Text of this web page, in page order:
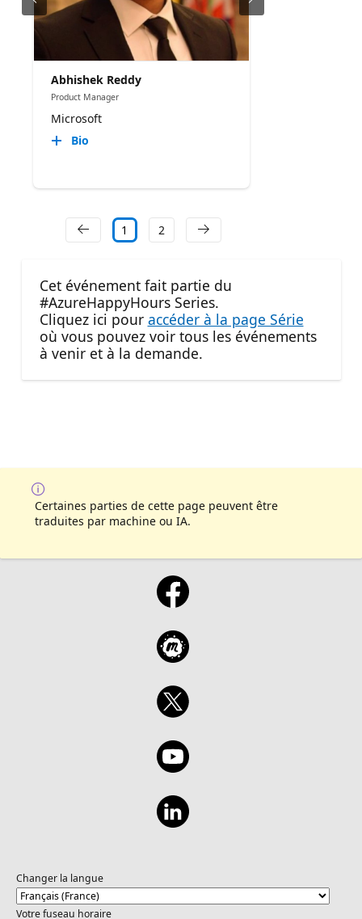
Abhishek Reddy
Product Manager
Microsoft
Bio
1 2
Cet événement fait partie du
#AzureHappyHours Series.
Cliquez ici pour accéder à la page Série
où vous pouvez voir tous les événements
à venir et à la demande.
Certaines parties de cette page peuvent être
traduites par machine ou IA.
Changer la langue
Votre fuseau horaire